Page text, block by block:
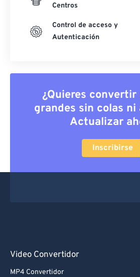
Centros
Control de acceso y
Autenticación
¿Quieres convertir
grandes sin colas ni
Actualizar
Inscribirse
Video Convertidor
MP4 Convertidor